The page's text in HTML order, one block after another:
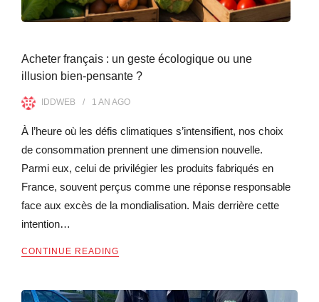
Acheter français : un geste écologique ou une
illusion bien-pensante ?
IDDWEB 1 AN AGO
À l’heure où les défis climatiques s’intensifient, nos choix
de consommation prennent une dimension nouvelle.
Parmi eux, celui de privilégier les produits fabriqués en
France, souvent perçus comme une réponse responsable
face aux excès de la mondialisation. Mais derrière cette
intention…
CONTINUE READING